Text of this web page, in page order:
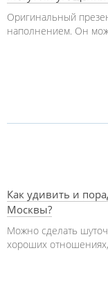
Оригинальный
наполнением. Он
Как удивить и
Москвы?
Можно сделать
хороших